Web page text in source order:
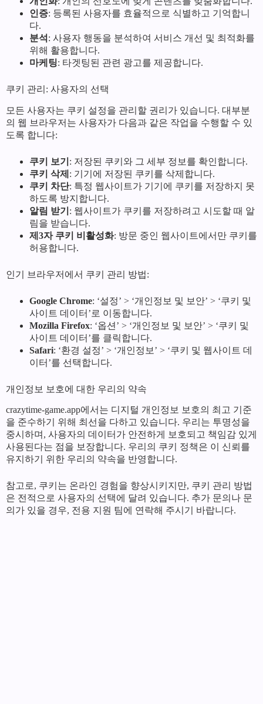
인증: 등록된 사용자를 효율적으로 식별하고 기억합니
다.
분석 : 사용자 행동을 분석하여 서비스 개선 및 최적화를
위해 활용합니다.
마케팅: 타겟팅된 관련 광고를 제공합니다.
쿠키 관리: 사용자의 선택
모든 사용자는 쿠키 설정을 관리할 권리가 있습니다. 대부분
의 웹 브라우저는 사용자가 다음과 같은 작업을 수행할 수 있
도록 합니다:
쿠키 보기 : 저장된 쿠키와 그 세부 정보를 확인합니다.
쿠키 삭제 : 기기에 저장된 쿠키를 삭제합니다.
쿠키 차단: 특정 웹사이트가 기기에 쿠키를 저장하지 못
하도록 방지합니다.
알림 받기 : 웹사이트가 쿠키를 저장하려고 시도할 때 알
림을 받습니다.
제3자 쿠키 비활성화: 방문 중인 웹사이트에서만 쿠키를
허용합니다.
인기 브라우저에서 쿠키 관리 방법:
Google Chrome: ‘설정’ > ‘개인정보 및 보안’ > ‘쿠키 및
사이트 데이터’로 이동합니다.
Mozilla Firefox: ‘옵션’ > ‘개인정보 및 보안’ > ‘쿠키 및
사이트 데이터’를 클릭합니다.
Safari: ‘환경 설정’ > ‘개인정보’ > ‘쿠키 및 웹사이트 데
이터’를 선택합니다.
개인정보 보호에 대한 우리의 약속
crazytime-game.app에서는 디지털 개인정보 보호의 최고 기준
을 준수하기 위해 최선을 다하고 있습니다. 우리는 투명성을
중시하며, 사용자의 데이터가 안전하게 보호되고 책임감 있게
사용된다는 점을 보장합니다. 우리의 쿠키 정책은 이 신뢰를
유지하기 위한 우리의 약속을 반영합니다.
참고로, 쿠키는 온라인 경험을 향상시키지만, 쿠키 관리 방법
은 전적으로 사용자의 선택에 달려 있습니다. 추가 문의나 문
의가 있을 경우, 전용 지원 팀에 연락해 주시기 바랍니다.